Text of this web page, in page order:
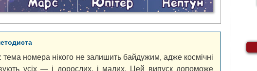
тема номера нікого не залишить байдужим, адже космічні
усіх — і дорослих, і малих. Цей випуск допоможе